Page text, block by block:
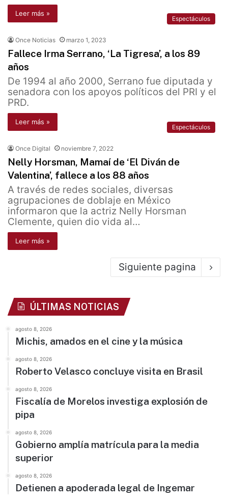
Leer más »
Espectáculos
Once Noticias marzo 1, 2023
Fallece Irma Serrano, ‘La Tigresa’, a los 89
años
De 1994 al año 2000, Serrano fue diputada y
senadora con los apoyos políticos del PRI y el
PRD.
Leer más »
Espectáculos
Once Digital noviembre 7, 2022
Nelly Horsman, Mamaí de ‘El Diván de
Valentina’, fallece a los 88 años
A través de redes sociales, diversas
agrupaciones de doblaje en México
informaron que la actriz Nelly Horsman
Clemente, quien dio vida al…
Leer más »
Siguiente pagina
ÚLTIMAS NOTICIAS
agosto 8, 2026
Michis, amados en el cine y la música
agosto 8, 2026
Roberto Velasco concluye visita en Brasil
agosto 8, 2026
Fiscalía de Morelos investiga explosión de
pipa
agosto 8, 2026
Gobierno amplía matrícula para la media
superior
agosto 8, 2026
Detienen a apoderada legal de Ingemar